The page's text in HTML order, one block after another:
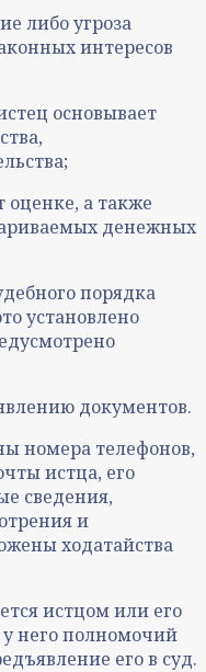
либо угроза
интересов
основывает
оценке, а также
денежных
порядка
установлено
документов.
номера телефонов,
истца, его
сведения,
и
ходатайства
истцом или его
него полномочий
его в суд.